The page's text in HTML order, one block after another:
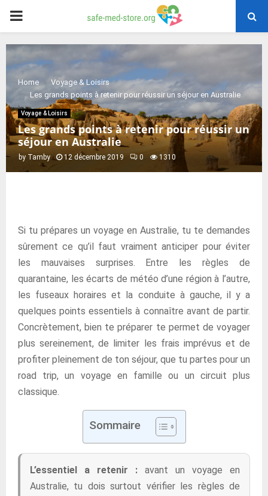
PRIMARY
MENU
Home
Voyage & Loisirs
Les grands points à retenir pour réussir un séjour en Australie
Voyage & Loisirs
Les grands points à retenir pour réussir un
séjour en Australie
by Tamby 12 décembre 2019 0 1310
Si tu prépares un voyage en Australie, tu te demandes
sûrement ce qu’il faut vraiment anticiper pour éviter
les mauvaises surprises. Entre les règles de
quarantaine, les écarts de météo d’une région à l’autre,
les fuseaux horaires et la conduite à gauche, il y a
quelques points essentiels à connaître avant de partir.
Concrètement, bien te préparer te permet de voyager
plus sereinement, de limiter les frais imprévus et de
profiter pleinement de ton séjour, que tu partes pour un
road trip, un voyage en famille ou un circuit plus
classique.
Sommaire
L’essentiel a retenir : avant un voyage en
Australie, tu dois surtout vérifier les règles de